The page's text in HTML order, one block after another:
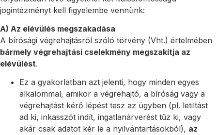
jogintézményt kell figyelembe vennünk:
A) Az elévülés megszakadása
A bírósági végrehajtásról szóló törvény (Vht.) értelmében
bármely végrehajtási cselekmény megszakítja az
elévülést.
Ez a gyakorlatban azt jelenti, hogy minden egyes
alkalommal, amikor a végrehajtó, a bíróság vagy a
végrehajtást kérő lépést tesz az ügyben (pl. letiltást
ad ki, inkasszót indít, ingatlanárverést tűz ki, vagy
akár csak adatot kér le a nyilvántartásokból), az